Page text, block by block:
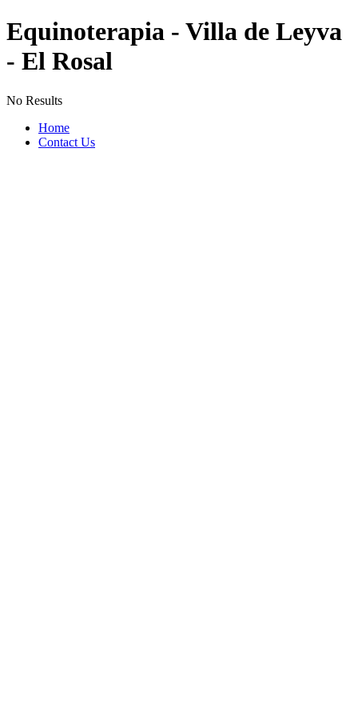
Equinoterapia - Villa de Leyva
- El Rosal
No Results
Home
Contact Us